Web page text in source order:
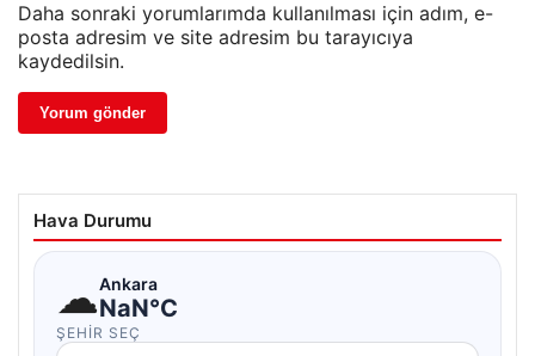
Daha sonraki yorumlarımda kullanılması için adım, e-
posta adresim ve site adresim bu tarayıcıya
kaydedilsin.
Hava Durumu
☁Ankara
NaN°C
ŞEHIR SEÇ